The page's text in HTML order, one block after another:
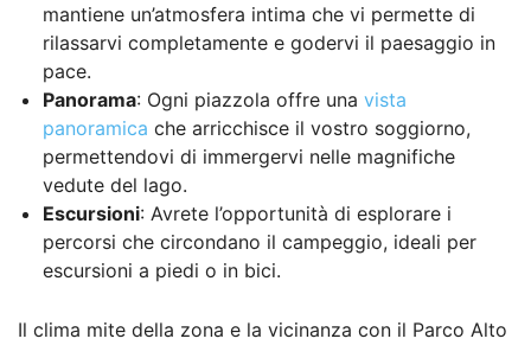
mantiene un’atmosfera intima che vi permette di
rilassarvi completamente e godervi il paesaggio in
pace.
Panorama: Ogni piazzola offre una vista
panoramica che arricchisce il vostro soggiorno,
permettendovi di immergervi nelle magnifiche
vedute del lago.
Escursioni: Avrete l’opportunità di esplorare i
percorsi che circondano il campeggio, ideali per
escursioni a piedi o in bici.
Il clima mite della zona e la vicinanza con il Parco Alto